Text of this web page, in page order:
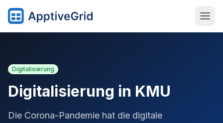
Digitalisierung
Digitalisierung in KMU
Die Corona-Pandemie hat die digitale